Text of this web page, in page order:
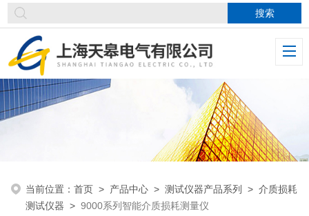
当前位置：首页 > 产品中心 >测试仪器产品系列 >介质损耗
测试仪器 >9000系列智能介质损耗测量仪